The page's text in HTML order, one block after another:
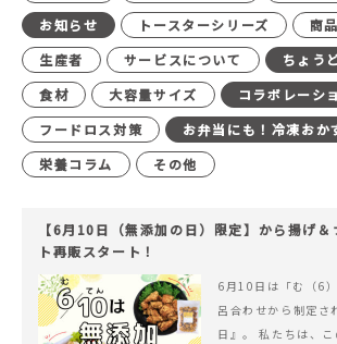
お知らせ
トースターシリーズ
商
生産者
サービスについて
ちょう
食材
大容量サイズ
コラボレーシ
フードロス対策
お弁当にも！冷凍おか
栄養コラム
その他
【6月10日（無添加の日）限定】から揚げ＆
ト再販スタート！
6月10日は「む（6
呂合わせから制定さ
日』。 私たちは、